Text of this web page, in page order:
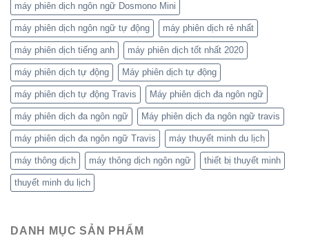
máy phiên dịch ngôn ngữ Dosmono Mini
máy phiên dịch ngôn ngữ tự động máy phiên dịch rẻ nhất
máy phiên dịch tiếng anh máy phiên dịch tốt nhất 2020
máy phiên dịch tự động Máy phiên dịch tự động
máy phiên dịch tự động Travis Máy phiên dịch đa ngôn ngữ
máy phiên dịch đa ngôn ngữ Máy phiên dịch đa ngôn ngữ travis
máy phiên dịch đa ngôn ngữ Travis máy thuyết minh du lịch
máy thông dịch máy thông dịch ngôn ngữ thiết bị thuyết minh
thuyết minh du lịch
DANH MỤC SẢN PHẨM